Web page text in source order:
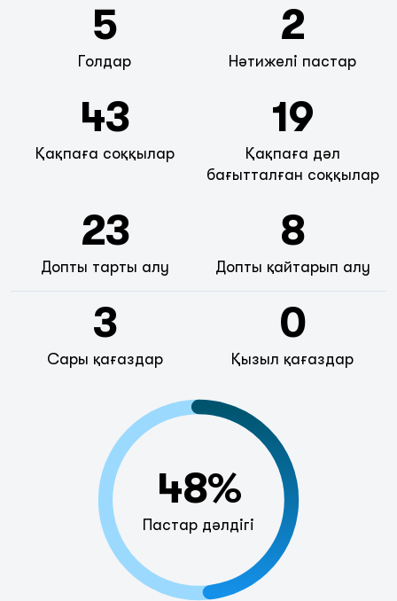
48%
Пастар дәлдігі
5
Голдар
2
Нәтижелі пастар
43
Қақпаға соққылар
19
Қақпаға дәл
бағытталған соққылар
23
Допты тарты алу
8
Допты қайтарып алу
3
Сары қағаздар
0
Қызыл қағаздар